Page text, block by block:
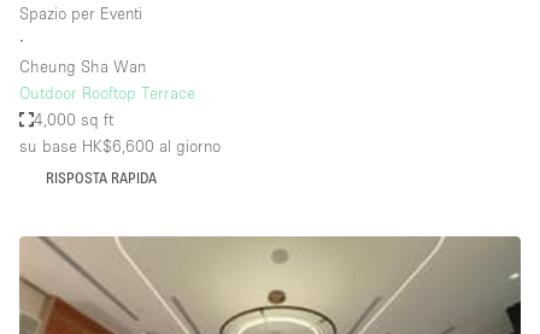
Terrazzo
Uffici
Villa / Casa
Accesso per disabili
Ampia Porta d'Ingresso
Spazio per Eventi
∙
Cheung Sha Wan
Outdoor Rooftop Terrace
4,000 sq ft
su base HK$6,600 al giorno
RISPOSTA RAPIDA